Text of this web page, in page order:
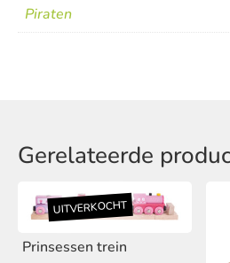
Piraten
Gerelateerde
Prinsessen trein